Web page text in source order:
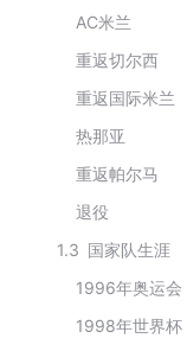
AC米兰
重返切尔西
重返国际米兰
热那亚
重返帕尔马
退役
1.3 国家队生涯
1996年奥运会
1998年世界杯